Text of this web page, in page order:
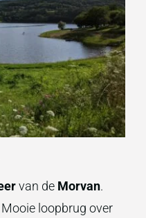
van de Morvan.
loopbrug over